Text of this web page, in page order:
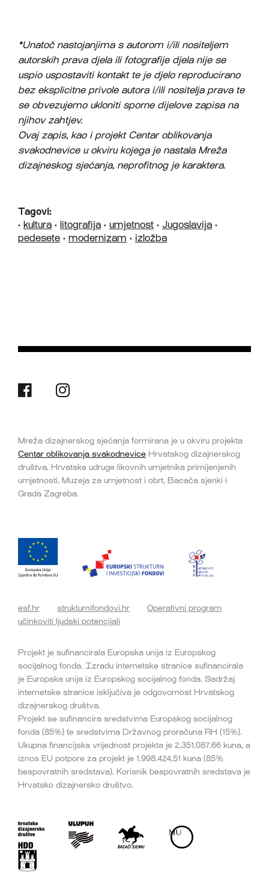
*Unatoč nastojanjima s autorom i/ili nositeljem
autorskih prava djela ili fotografije djela nije se
uspio uspostaviti kontakt te je djelo reproducirano
bez eksplicitne privole autora i/ili nositelja prava te
se obvezujemo ukloniti sporne dijelove zapisa na
njihov zahtjev.
Ovaj zapis, kao i projekt Centar oblikovanja
svakodnevice u okviru kojega je nastala Mreža
dizajneskog sjećanja, neprofitnog je karaktera.
Tagovi:
• kultura • litografija • umjetnost • Jugoslavija •
pedesete • modernizam • izložba
Mreža dizajnerskog sjećanja formirana je u okviru projekta
Centar oblikovanja svakodnevice Hrvatskog dizajnerskog
društva, Hrvatske udruge likovnih umjetnika primijenjenih
umjetnosti, Muzeja za umjetnost i obrt, Bacača sjenki i
Grada Zagreba.
esf.hr strukturnifondovi.hr
Operativni program
učinkoviti ljudski potencijali
Projekt je sufinancirala Europska unija iz Europskog
socijalnog fonda. Izradu internetske stranice sufinancirala
je Europska unija iz Europskog socijalnog fonda. Sadržaj
internetske stranice isključiva je odgovornost Hrvatskog
dizajnerskog društva.
Projekt se sufinancira sredstvima Europskog socijalnog
fonda (85%) te sredstvima Državnog proračuna RH (15%).
Ukupna financijska vrijednost projekta je 2,351,087.66 kuna, a
iznos EU potpore za projekt je 1.998.424,51 kuna (85%
bespovratnih sredstava). Korisnik bespovratnih sredstava je
Hrvatsko dizajnersko društvo.